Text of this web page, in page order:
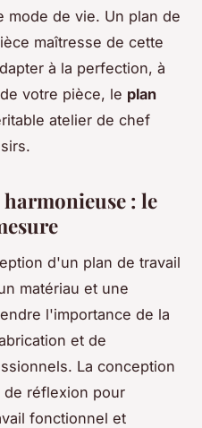
mode de vie. Un plan de
maîtresse de cette
à la perfection, à
votre pièce, le plan
atelier de chef
harmonieuse : le
d'un plan de travail
matériau et une
l'importance de la
et de
La conception
de réflexion pour
fonctionnel et